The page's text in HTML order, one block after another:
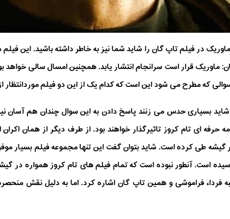
ماوریک قرار است سرانجام انتشار یابد. همچنین امسال سالی
که مطرح می شود این است که کدام یک از این دو فیلم موردانتظار
حرفه ای تام کروز تاثیرگذار خواهند بود. از طرف دیگر از همان
گیشه طی کرده است. شاید بتوان گفت این تنها مجموعه فیلم بسیار
است. آنطور نبوده است که تمام فیلم های تام کروز همواره در
فردا، فراموشی و همین تاپ گان اشاره کرد. اما به دلیل نقش